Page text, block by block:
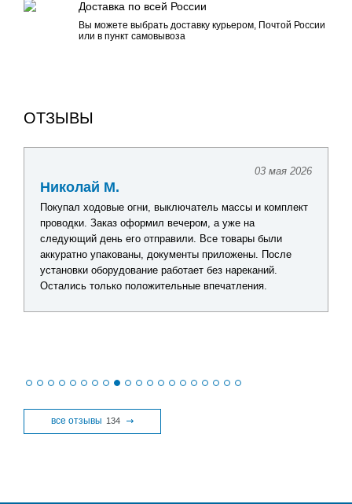
Доставка по всей России
Вы можете выбрать доставку курьером, Почтой России
или в пункт самовывоза
ОТЗЫВЫ
03 мая 2026
Николай М.
Покупал ходовые огни, выключатель массы и комплект
проводки. Заказ оформил вечером, а уже на
следующий день его отправили. Все товары были
аккуратно упакованы, документы приложены. После
установки оборудование работает без нареканий.
Остались только положительные впечатления.
все отзывы 134